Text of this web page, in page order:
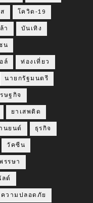
โควิด-19
า บันเทิง
น
ล์ ท่องเที่ยว
นายกรัฐมนตรี
ษฐกิจ
ยาเสพติด
นยนต์ ธุรกิจ
วัคซีน
รรษา
ด์
ความปลอดภัย